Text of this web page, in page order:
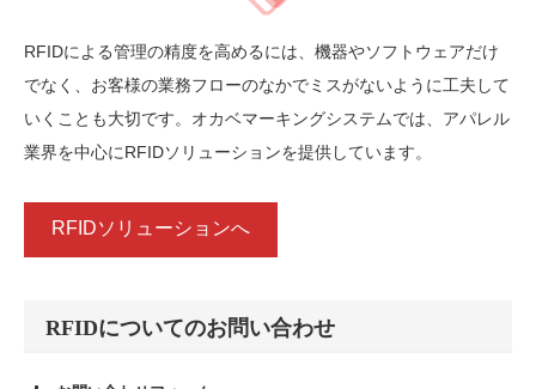
RFIDによる管理の精度を高めるには、機器やソフトウェアだけ
でなく、お客様の業務フローのなかでミスがないように工夫して
いくことも大切です。オカベマーキングシステムでは、アパレル
業界を中心にRFIDソリューションを提供しています。
RFIDソリューションへ
RFIDについてのお問い合わせ